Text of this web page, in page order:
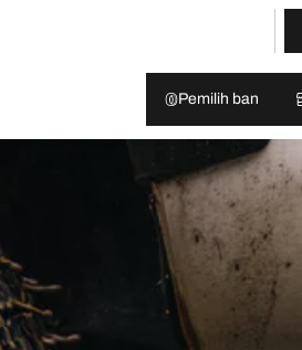
Pemilih ban